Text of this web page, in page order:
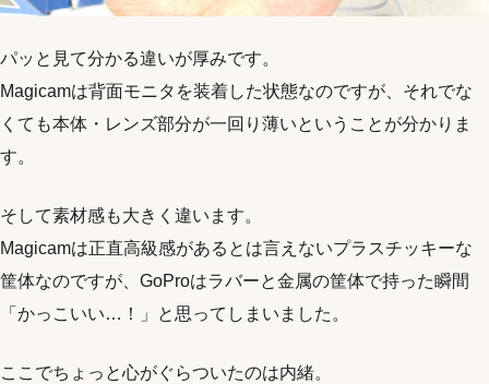
パッと見て分かる違いが厚みです。
Magicamは背面モニタを装着した状態なのですが、それでな
くても本体・レンズ部分が一回り薄いということが分かりま
す。
そして素材感も大きく違います。
Magicamは正直高級感があるとは言えないプラスチッキーな
筐体なのですが、GoProはラバーと金属の筐体で持った瞬間
「かっこいい…！」と思ってしまいました。
ここでちょっと心がぐらついたのは内緒。